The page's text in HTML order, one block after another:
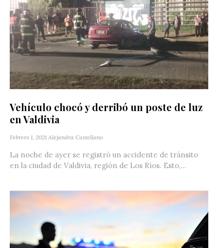
Vehículo chocó y derribó un poste de luz
en Valdivia
Febrero 1, 2021 Alejandra Castellano
La noche de ayer se registró un accidente de tránsito
en la ciudad de Valdivia, región de Los Ríos. Esto,...